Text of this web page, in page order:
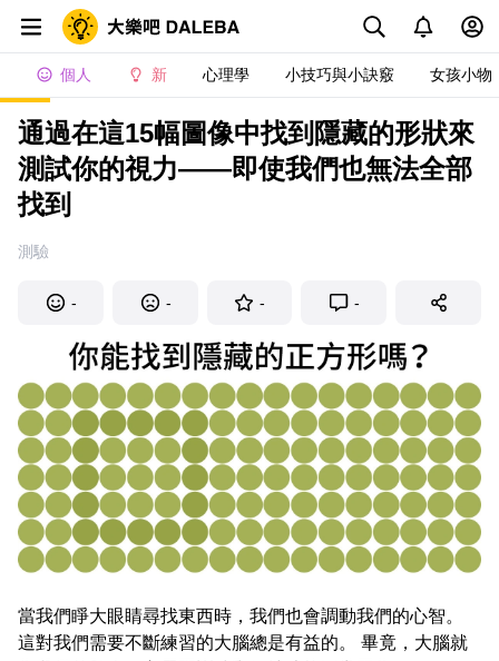
個人 新 心理學 小技巧與小訣竅 女孩小物
通過在這15幅圖像中找到隱藏的形狀來
測試你的視力——即使我們也無法全部
找到
測驗
- - - -
當我們睜大眼睛尋找東西時，我們也會調動我們的心智。
這對我們需要不斷練習的大腦總是有益的。 畢竟，大腦就